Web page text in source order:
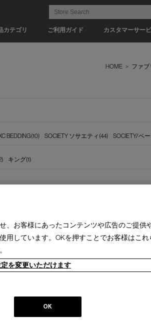
カテゴリ ご利用ガイド カスタマーサー
HOME > ファブ
BEDDING(10) SOCIETY ソサエティ(44) SOCIETY/ベ
キング(1)
SOCIETY (ソサエティ) - OVER デュベカバー クイ
販売価格：￥55,000
SOCIETY (ソサエティ) - OVER デュベカバー キン
販売価格：￥60,500
お客様にあったコンテンツや広告のご提供や
用しています。OKを押すことでお客様はこれ
を変更いただけます
OK